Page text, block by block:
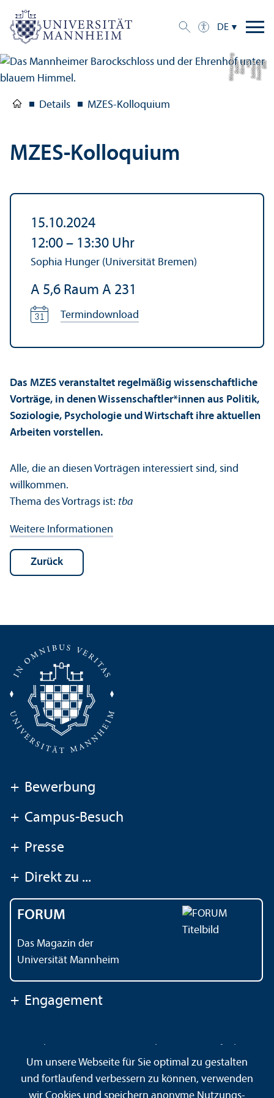
DE
Bil
d:
S
t
a
a
tli
c
h
e
S
c
hl
ö
s
s
e
r
u
n
d
G
ä
r
t
e
n
B
a
d
e
n-
W
ü
r
t
t
e
m
b
e
r
g
Details MZES-Kolloquium
MZES-Kolloquium
15.10.2024
12:00 – 13:30 Uhr
Sophia Hunger (Universität Bremen)
A 5,6 Raum A 231
Termindownload
Das MZES veranstaltet regelmäßig wissenschaft­liche
Vorträge, in denen Wissenschaft­ler*innen aus Politik,
Soziologie, Psychologie und Wirtschaft ihre aktuellen
Arbeiten vorstellen.
Alle, die an diesen Vorträgen interessiert sind, sind
willkommen.
Thema des Vortrags ist: tba
Weitere Informationen
Zurück
+ Bewerbung
+ Campus-Besuch
+ Presse
+ Direkt zu ...
FORUM
Das Magazin der
Universität Mannheim
+ Engagement
Gebärdensprache
Leichte Sprache
Sitemap
Hausordnung
Sicherheit und Notfälle
Um unsere Webseite für Sie optimal zu gestalten
und fortlaufend verbessern zu können, verwenden